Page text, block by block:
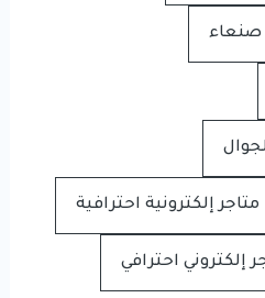
صنعاء
متاجر إلكترونية احترافية
إلكتروني احترافي